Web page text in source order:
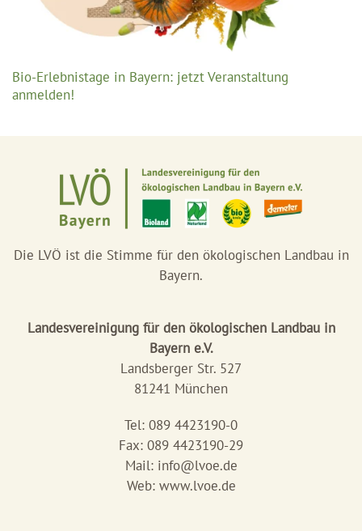
Bio-Erlebnistage in Bayern: jetzt Veranstaltung
anmelden!
Die LVÖ ist die Stimme für den ökologischen Landbau in
Bayern.
Landesvereinigung für den ökologischen Landbau in
Bayern e.V.
Landsberger Str. 527
81241 München
Tel: 089 4423190-0
Fax: 089 4423190-29
Mail: info@lvoe.de
Web: www.lvoe.de